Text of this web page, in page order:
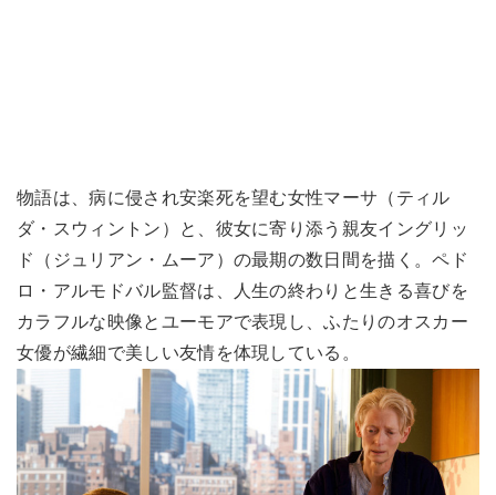
物語は、病に侵され安楽死を望む女性マーサ（ティル
ダ・スウィントン）と、彼女に寄り添う親友イングリッ
ド（ジュリアン・ムーア）の最期の数日間を描く。ペド
ロ・アルモドバル監督は、人生の終わりと生きる喜びを
カラフルな映像とユーモアで表現し、ふたりのオスカー
女優が繊細で美しい友情を体現している。